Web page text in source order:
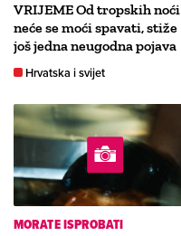
VRIJEME Od tropskih noći
neće se moći spavati, stiže
još jedna neugodna pojava
Hrvatska i svijet
MORATE ISPROBATI